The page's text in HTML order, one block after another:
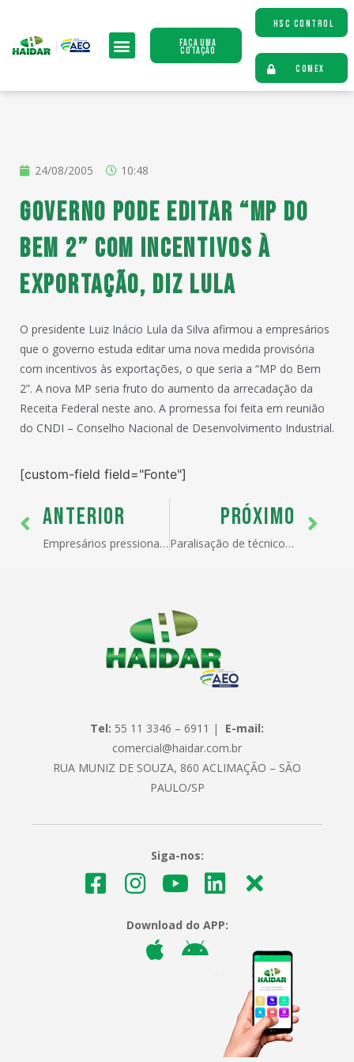
Faça uma
Cotação
HSC CONTROL
COMEX
24/08/2005 10:48
Governo pode editar “MP do
Bem 2” com incentivos à
exportação, diz Lula
O presidente Luiz Inácio Lula da Silva afirmou a empresários
que o governo estuda editar uma nova medida provisória
com incentivos às exportações, o que seria a “MP do Bem
2”. A nova MP seria fruto do aumento da arrecadação da
Receita Federal neste ano. A promessa foi feita em reunião
do CNDI – Conselho Nacional de Desenvolvimento Industrial.
[custom-field field="Fonte"]
ANTERIOR
Empresários pressionam Governo por salvaguardas contra a China
PRÓXIMO
Paralisação de técnicos da RF gera fila de caminhões
Tel: 55 11 3346 – 6911 | E-mail:
comercial@haidar.com.br
RUA MUNIZ DE SOUZA, 860 ACLIMAÇÃO – SÃO
PAULO/SP
Siga-nos:
Download do APP: